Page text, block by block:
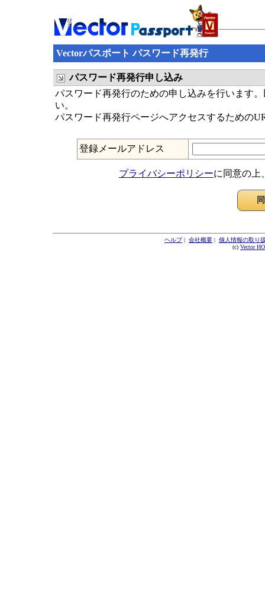
Vectorパスポート パスワード再発行
パスワード再発行申し込み
パスワード再発行のための申し込みを行います
い。
パスワード再発行ページへアクセスするための
登録メールアドレス
プライバシーポリシーに同意の上
ヘルプ| 会社概要 | 個人情報の取り
(c) Vector